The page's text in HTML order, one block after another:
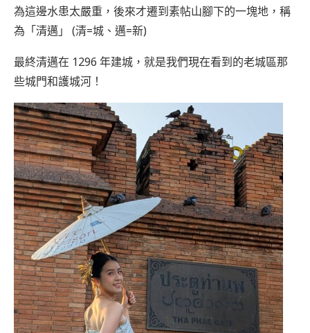
為這邊水患太嚴重，後來才遷到素帖山腳下的一塊地，稱
為「清邁」 (清=城、邁=新)
最終清邁在 1296 年建城，就是我們現在看到的老城區那
些城門和護城河！